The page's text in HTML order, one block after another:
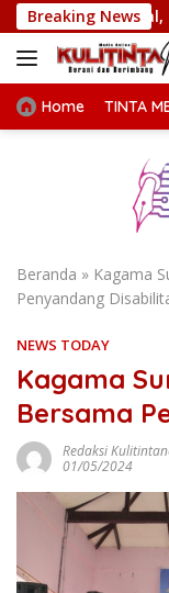
Langsung
ke
konten
Breaking News
Tapi Harus
Home TINTA
Beranda » Kagama
Penyandang
NEWS TODAY
Kagama
Bersama
Redaksi
01/05/2024